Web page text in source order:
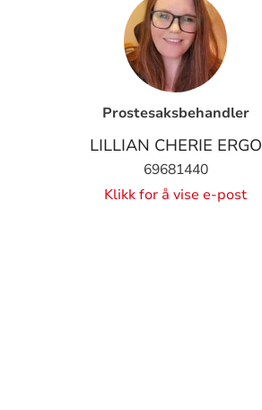
Prostesaksbehandler
LILLIAN CHERIE ERGO
69681440
Klikk for å vise e-post